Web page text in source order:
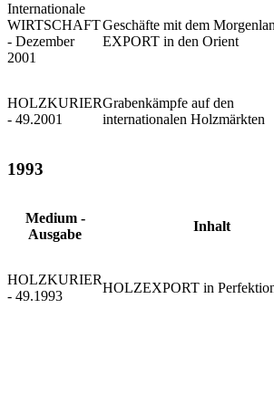
Internationale
WIRTSCHAFT
- Dezember
2001
Geschäfte mit dem
EXPORT in den Orient
HOLZKURIER
- 49.2001
Grabenkämpfe auf den
internationalen Holzmärkten
1993
Medium -
Ausgabe
Inhalt
HOLZKURIER
- 49.1993
HOLZEXPORT in